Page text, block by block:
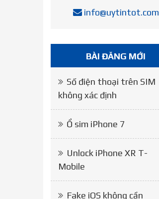
info@uytintot.com
BÀI ĐĂNG MỚI
Số điện thoại trên SIM
không xác định
Ổ sim iPhone 7
Unlock iPhone XR T-
Mobile
Fake iOS không cần